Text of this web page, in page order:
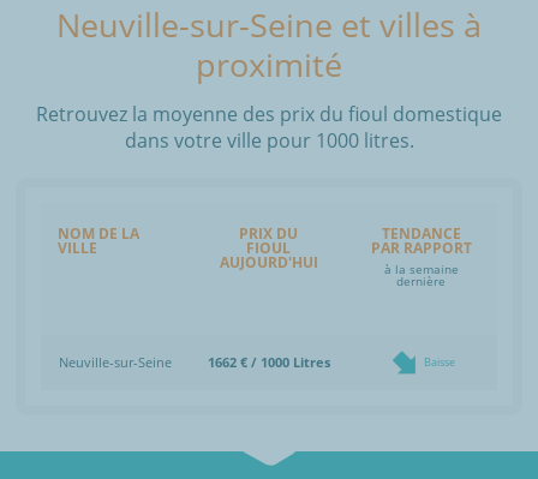
Neuville-sur-Seine et villes à
proximité
Retrouvez la moyenne des prix du fioul domestique
dans votre ville pour 1000 litres.
NOM DE LA
VILLE
PRIX DU
FIOUL
AUJOURD'HUI
TENDANCE
PAR RAPPORT
à la semaine
dernière
Neuville-sur-Seine 1662 € / 1000 Litres Baisse